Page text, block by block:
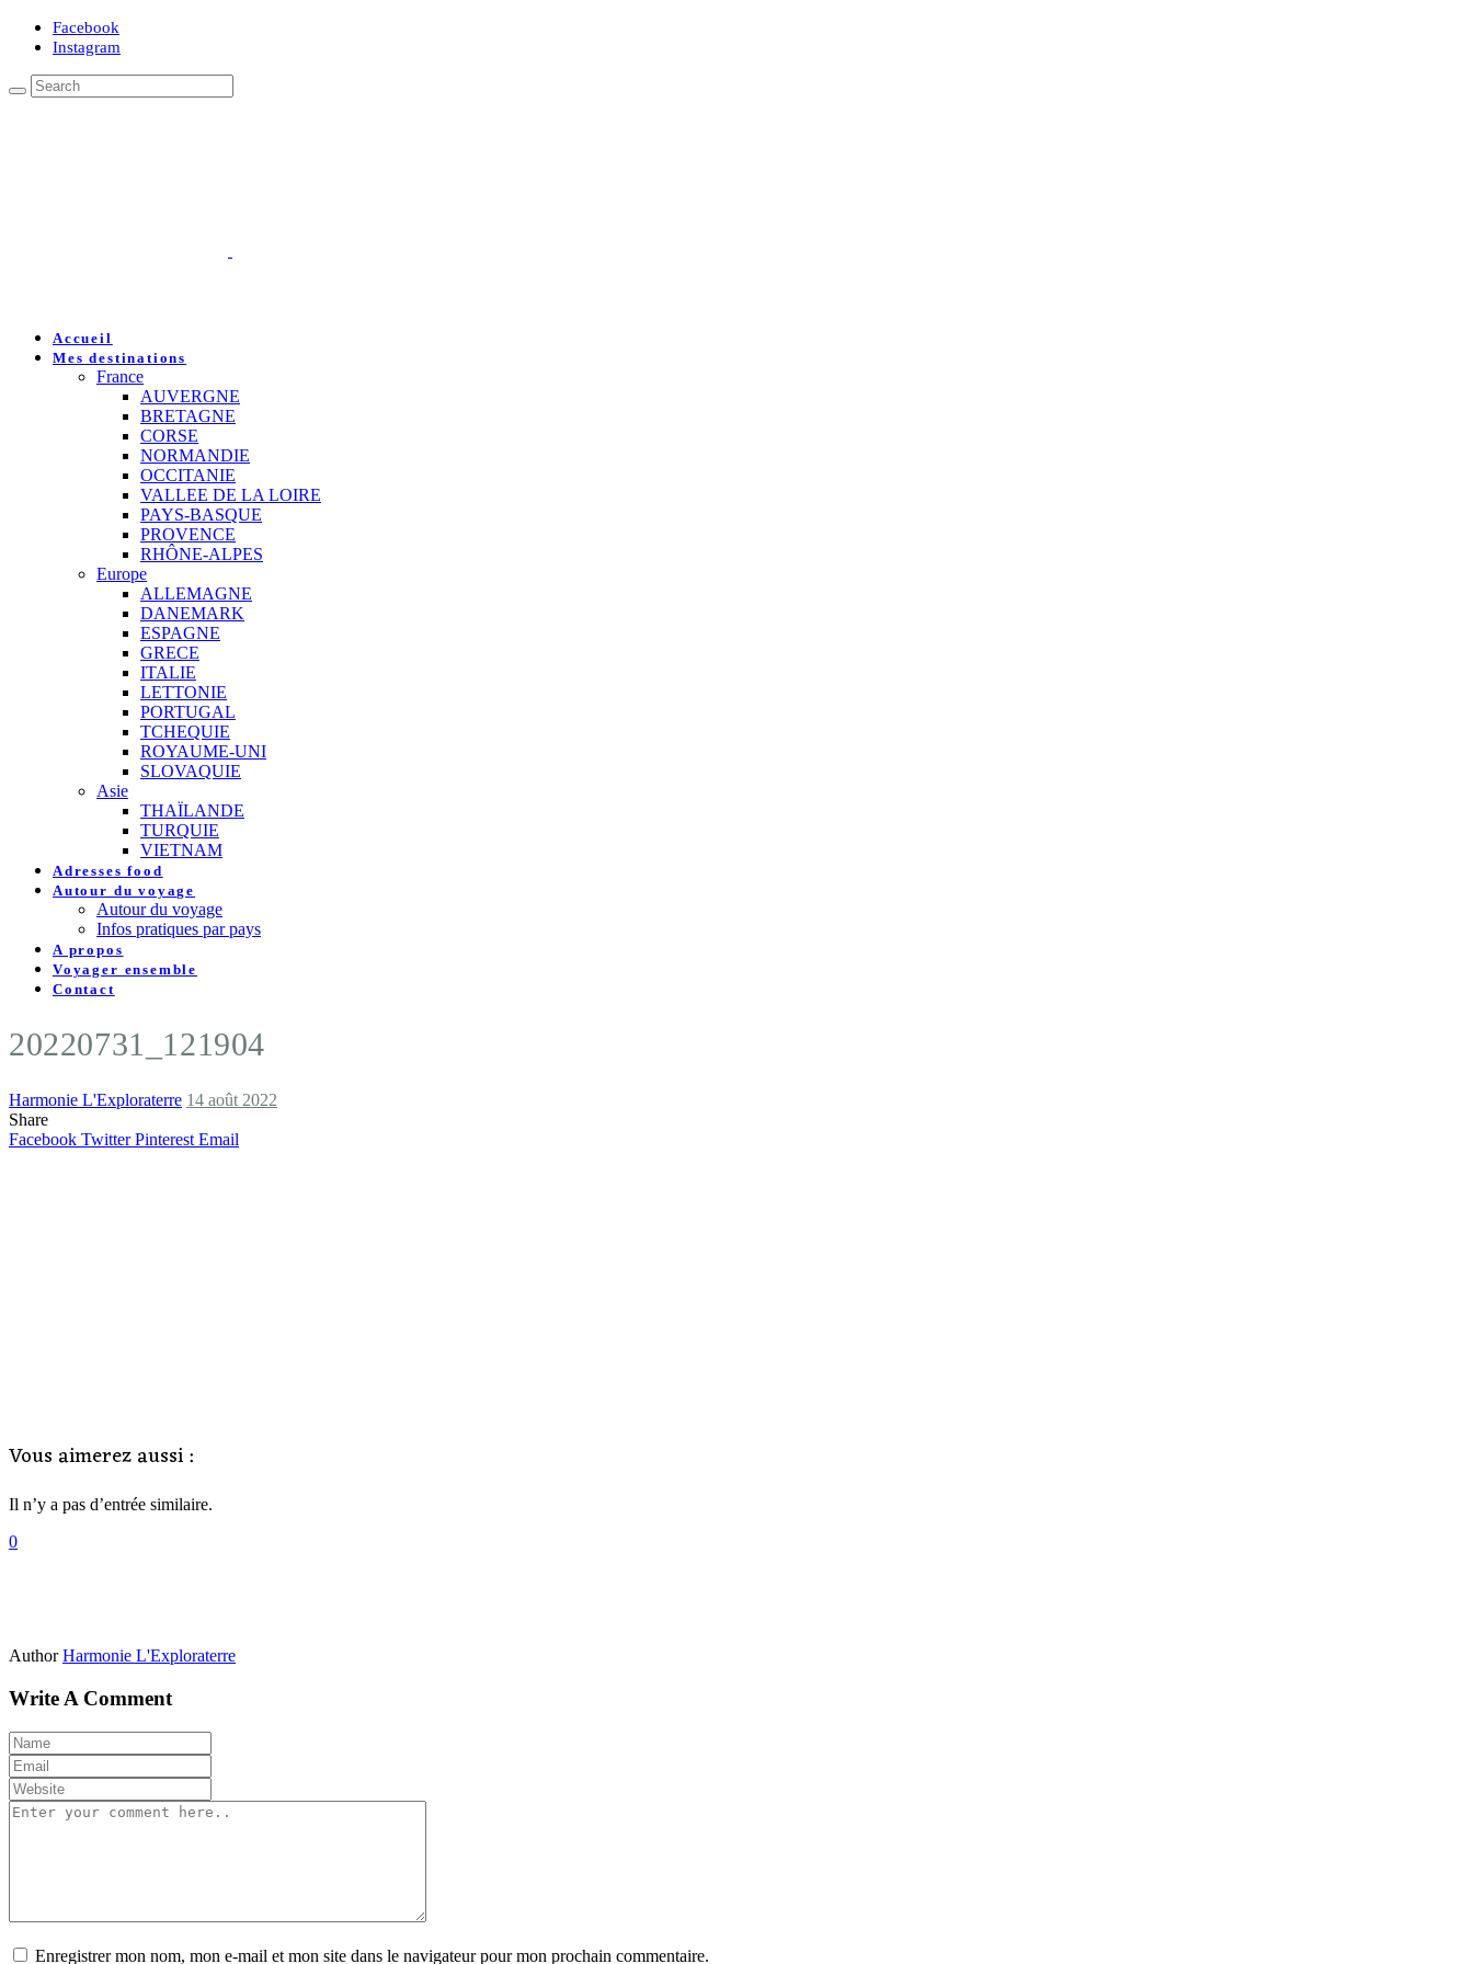
Facebook
Instagram
Accueil
Mes destinations
France
AUVERGNE
BRETAGNE
CORSE
NORMANDIE
OCCITANIE
VALLEE DE LA LOIRE
PAYS-BASQUE
PROVENCE
RHÔNE-ALPES
Europe
ALLEMAGNE
DANEMARK
ESPAGNE
GRECE
ITALIE
LETTONIE
PORTUGAL
TCHEQUIE
ROYAUME-UNI
SLOVAQUIE
Asie
THAÏLANDE
TURQUIE
VIETNAM
Adresses food
Autour du voyage
Autour du voyage
Infos pratiques par pays
A propos
Voyager ensemble
Contact
20220731_121904
Harmonie L'Exploraterre 14 août 2022
Share
Facebook Twitter Pinterest Email
Vous aimerez aussi :
Il n’y a pas d’entrée similaire.
0
Author Harmonie L'Exploraterre
Write A Comment
Enregistrer mon nom, mon e-mail et mon site dans le navigateur pour mon prochain commentaire.